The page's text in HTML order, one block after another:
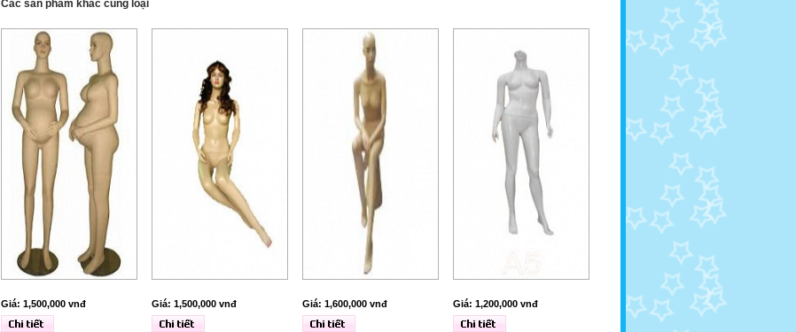
Các sản phẩm khác cùng loại
Giá: 1,500,000 vnđ Giá: 1,500,000 vnđ Giá: 1,600,000 vnđ Giá: 1,200,000 vnđ